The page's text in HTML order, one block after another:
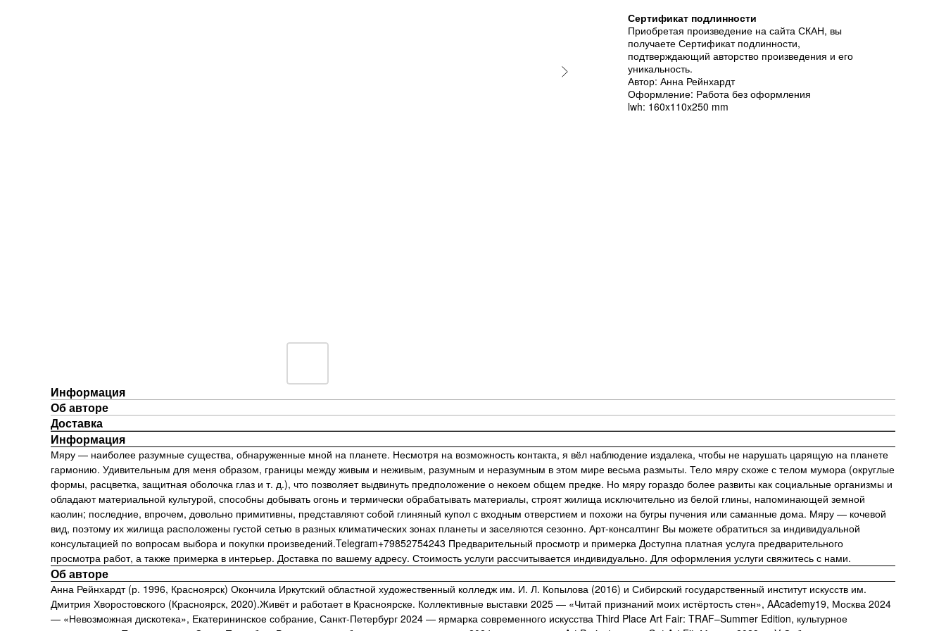
Сертификат подлинности
Приобретая произведение на сайта СКАН, вы
получаете Сертификат подлинности,
подтверждающий авторство произведения и его
уникальность.
Автор: Анна Рейнхардт
Оформление: Работа без оформления
lwh: 160x110x250 mm
Информация
Об авторе
Доставка
Информация
Мяру — наиболее разумные существа, обнаруженные мной на планете. Несмотря на возможность контакта, я вёл наблюдение издалека, чтобы не нарушать царящую на планете
гармонию. Удивительным для меня образом, границы между живым и неживым, разумным и неразумным в этом мире весьма размыты. Тело мяру схоже с телом мумора (округлые
формы, расцветка, защитная оболочка глаз и т. д.), что позволяет выдвинуть предположение о некоем общем предке. Но мяру гораздо более развиты как социальные организмы и
обладают материальной культурой, способны добывать огонь и термически обрабатывать материалы, строят жилища исключительно из белой глины, напоминающей земной
каолин; последние, впрочем, довольно примитивны, представляют собой глиняный купол с входным отверстием и похожи на бугры пучения или саманные дома. Мяру — кочевой
вид, поэтому их жилища расположены густой сетью в разных климатических зонах планеты и заселяются сезонно. Арт-консалтинг Вы можете обратиться за индивидуальной
консультацией по вопросам выбора и покупки произведений.Telegram+79852754243 Предварительный просмотр и примерка Доступна платная услуга предварительного
просмотра работ, а также примерка в интерьер. Доставка по вашему адресу. Стоимость услуги рассчитывается индивидуально. Для оформления услуги свяжитесь с нами.
Об авторе
Анна Рейнхардт (р. 1996, Красноярск) Окончила Иркутский областной художественный колледж им. И. Л. Копылова (2016) и Сибирский государственный институт искусств им.
Дмитрия Хворостовского (Красноярск, 2020).Живёт и работает в Красноярске. Коллективные выставки 2025 — «Читай признаний моих истёртость стен», AAcademy19, Москва 2024
— «Невозможная дискотека», Екатерининское собрание, Санкт-Петербург 2024 — ярмарка современного искусства Third Place Art Fair: TRAF–Summer Edition, культурное